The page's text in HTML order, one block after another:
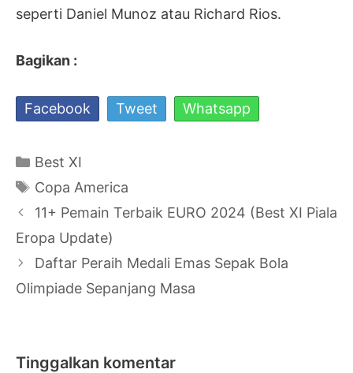
seperti Daniel Munoz atau Richard Rios.
Bagikan :
Facebook Tweet Whatsapp
Kategori
Best XI
Tag
Copa America
Navigasi
Tulisan
11+ Pemain Terbaik EURO 2024 (Best XI Piala
Eropa Update)
Daftar Peraih Medali Emas Sepak Bola
Olimpiade Sepanjang Masa
Tinggalkan komentar